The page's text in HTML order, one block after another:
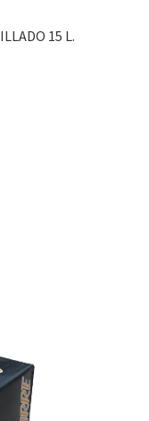
15 L.